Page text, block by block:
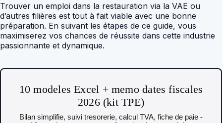
Trouver un emploi dans la restauration via la VAE ou
d’autres filières est tout à fait viable avec une bonne
préparation. En suivant les étapes de ce guide, vous
maximiserez vos chances de réussite dans cette industrie
passionnante et dynamique.
10 modeles Excel + memo dates fiscales
2026 (kit TPE)
Bilan simplifie, suivi tresorerie, calcul TVA, fiche de paie -